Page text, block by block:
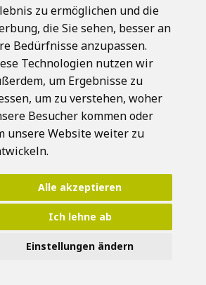
zu ermöglichen und die
die Sie sehen, besser an
Bedürfnisse anzupassen.
Technologien nutzen wir
um Ergebnisse zu
um zu verstehen, woher
Besucher kommen oder
unsere Website weiter zu
Alle akzeptieren
Ich lehne ab
Einstellungen ändern
OK
/